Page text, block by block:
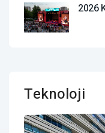
2026
Teknoloji